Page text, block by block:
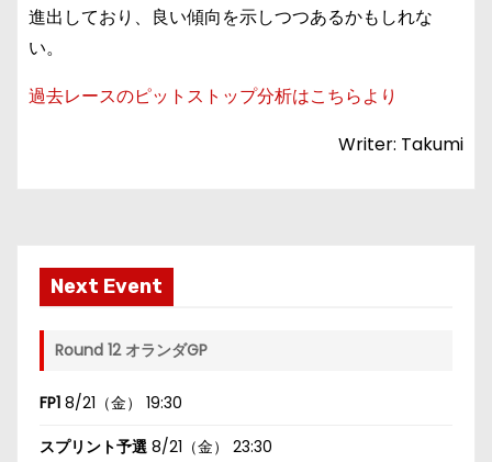
進出しており、良い傾向を示しつつあるかもしれな
い。
過去レースのピットストップ分析はこちらより
Writer: Takumi
Next Event
Round 12 オランダGP
FP1 8/21（金） 19:30
スプリント予選 8/21（金） 23:30